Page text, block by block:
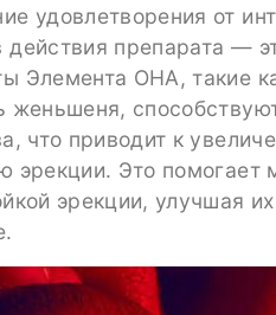
удовлетворения от
действия препарата —
Элемента ОНА, такие
женьшеня,
что приводит к
эрекции. Это помогает
эрекции, улучшая